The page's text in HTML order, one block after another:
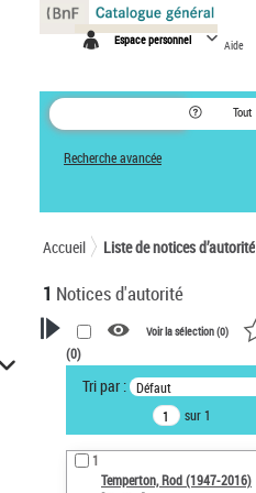
Espace personnel Aide
Tout
Recherche avancée
Accueil Liste de notices d’autorité
1 Notices d'autorité
VOTRE RECHERCHE
Recherche avancée dans les
notices d’autorité
Œuvres liées à l'auteur :
Temperton, Rod (1947-2016)
Voir la sélection (0)
(0)
Tri par : Défaut
sur 1
1
Temperton, Rod (1947-2016)
Panneau de gestion des cookies